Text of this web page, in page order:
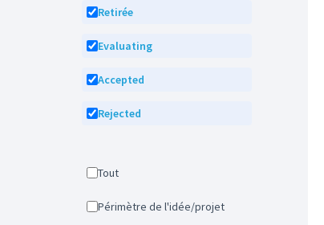
Retirée
Evaluating
Accepted
Rejected
Tout
Périmètre de l'idée/projet